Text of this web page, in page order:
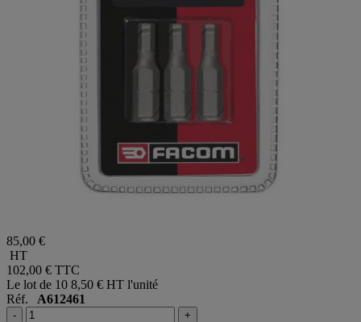
85,00 €
HT
102,00 € TTC
Le lot de 10 8,50 € HT l'unité
Réf. A612461
- +